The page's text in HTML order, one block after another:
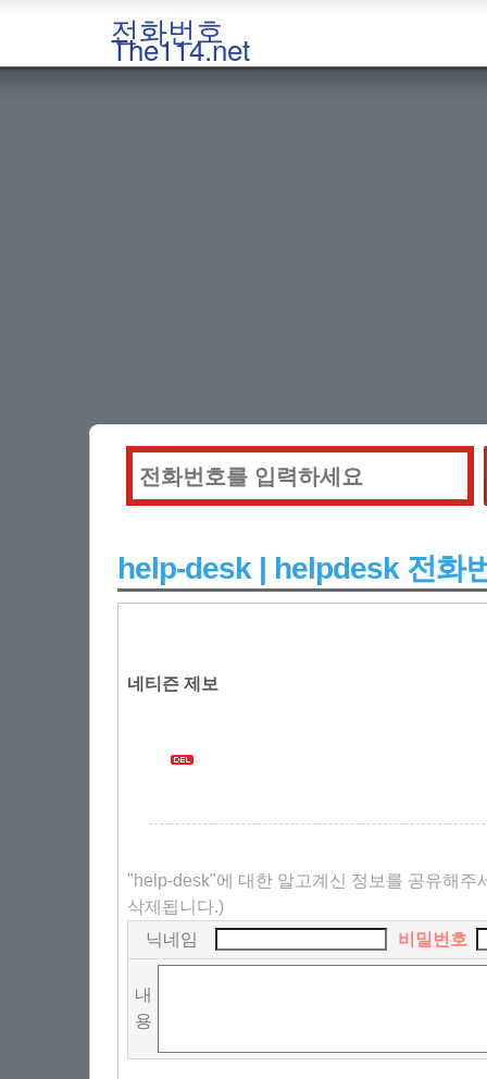
전화번호
The114.net
help-desk | helpdesk 전화
네티즌 제보
"help-desk"에 대한 알고계신 정보를 공유해주
삭제됩니다.)
닉네임
비밀번호
내
용